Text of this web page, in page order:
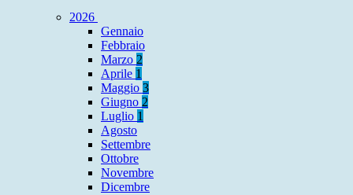
2026
Gennaio
Febbraio
Marzo 2
Aprile 1
Maggio 3
Giugno 2
Luglio 1
Agosto
Settembre
Ottobre
Novembre
Dicembre